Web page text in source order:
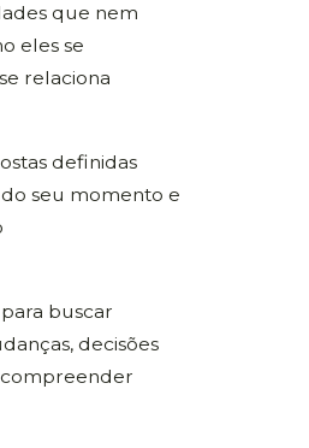
que nem
eles se
relaciona
definidas
seu momento e
buscar
decisões